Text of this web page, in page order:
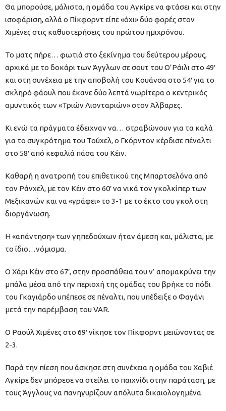
Θα μπορούσε, μάλιστα, η ομάδα του Αγκίρε να φτάσει και στην
ισοφάριση, αλλά ο Πίκφορντ είπε «όχι» δύο φορές στον
Χιμένες στις καθυστερήσεις του πρώτου ημιχρόνου.
Το ματς πήρε… φωτιά στο ξεκίνημα του δεύτερου μέρους,
αρχικά με το δοκάρι των Άγγλων σε σουτ του Ο’Ράιλι στο 49′
και στη συνέχεια με την αποβολή του Κουάνσα στο 54′ για το
σκληρό φάουλ που έκανε δύο λεπτά νωρίτερα ο κεντρικός
αμυντικός των «Τριών Λιονταριών» στον Άλβαρες.
Κι ενώ τα πράγματα έδειχναν να… στραβώνουν για τα καλά
για το συγκρότημα του Τούχελ, ο Γκόρντον κέρδισε πέναλτι
στο 58′ από κεφαλιά πάσα του Κέιν.
Καθαρή η ανατροπή του επιθετικού της Μπαρτσελόνα από
τον Ράνχελ, με τον Κέιν στο 60′ να νικά τον γκολκίπερ των
Μεξικανών και να «γράφει» το 3-1 με το έκτο του γκολ στη
διοργάνωση.
Η «απάντηση» των γηπεδούχων ήταν άμεση και, μάλιστα, με
το ίδιο…νόμισμα.
Ο Χάρι Κέιν στο 67′, στην προσπάθεια του ν’ απομακρύνει την
μπάλα μέσα από την περιοχή της ομάδας του βρήκε το πόδι
του Γκαγιάρδο υπέπεσε σε πέναλτι, που υπέδειξε ο Φαγάνι
μετά την παρέμβαση του VAR.
Ο Ραούλ Χιμένες στο 69′ νίκησε τον Πίκφορντ μειώνοντας σε
2-3.
Παρά την πίεση που άσκησε στη συνέχεια η ομάδα του Χαβιέ
Αγκίρε δεν μπόρεσε να στείλει το παιχνίδι στην παράταση, με
τους Άγγλους να πανηγυρίζουν απόλυτα δικαιολογημένα.